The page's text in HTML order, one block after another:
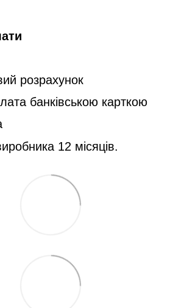
розрахунок
банківською карткою
12 місяців.